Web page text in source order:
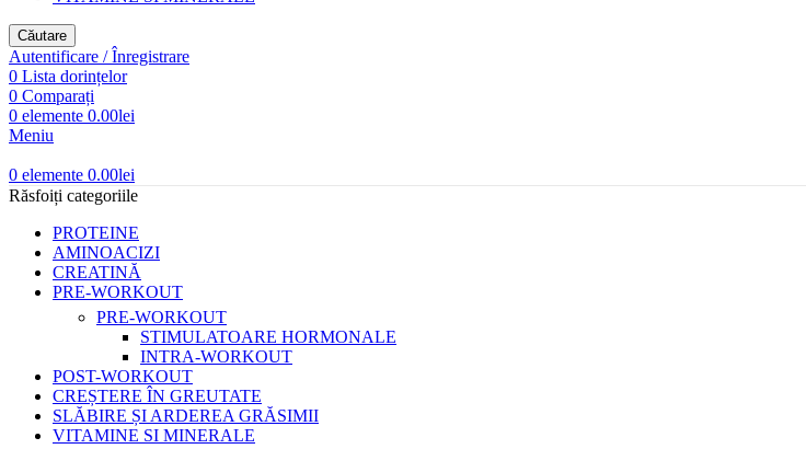
Căutare
Autentificare / Înregistrare
0 Lista dorințelor
0 Comparați
0 elemente 0.00lei
Meniu
0 elemente 0.00lei
Răsfoiți categoriile
PROTEINE
AMINOACIZI
CREATINĂ
PRE-WORKOUT
PRE-WORKOUT
STIMULATOARE HORMONALE
INTRA-WORKOUT
POST-WORKOUT
CREȘTERE ÎN GREUTATE
SLĂBIRE ȘI ARDEREA GRĂSIMII
VITAMINE SI MINERALE